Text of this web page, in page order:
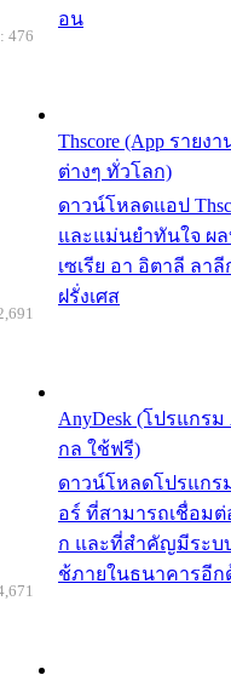
อน
Thscore (App ราย
ต่างๆ ทั่วโลก)
ดาวน์โหลดแอป
และแม่นยำทันใจ ผ
เซเรีย อา อิตาลี ลา
ฝรั่งเศส
476
AnyDesk (โปรแกร
กล ใช้ฟรี)
ดาวน์โหลดโปรแกร
อร์ ที่สามารถเชื่อม
ก และที่สำคัญมีระบ
ช้ภายในธนาคารอีก